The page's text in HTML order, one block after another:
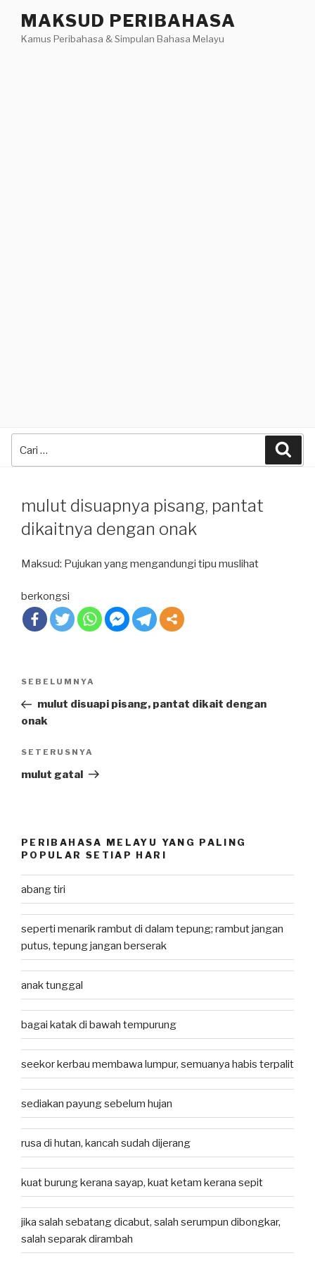
content
MAKSUD PERIBAHASA
Kamus Peribahasa & Simpulan Bahasa Melayu
mulut disuapnya pisang, pantat
dikaitnya dengan onak
Maksud: Pujukan yang mengandungi tipu muslihat
berkongsi
Post
Previous
Post
SEBELUMNYA
mulut disuapi pisang, pantat dikait dengan
onak
Next
Post
SETERUSNYA
mulut gatal
PERIBAHASA MELAYU YANG PALING
POPULAR SETIAP HARI
abang tiri
seperti menarik rambut di dalam tepung; rambut jangan
putus, tepung jangan berserak
anak tunggal
bagai katak di bawah tempurung
seekor kerbau membawa lumpur, semuanya habis terpalit
sediakan payung sebelum hujan
rusa di hutan, kancah sudah dijerang
kuat burung kerana sayap, kuat ketam kerana sepit
jika salah sebatang dicabut, salah serumpun dibongkar,
salah separak dirambah